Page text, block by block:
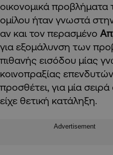
οικονομικά προβλήματα
ομίλου ήταν γνωστά
αν και τον περασμένο
για εξομάλυνση των
πιθανής εισόδου μίας
κοινοπραξίας
προσθέτει, για μία
είχε θετική κατάληξη.
Advertisement